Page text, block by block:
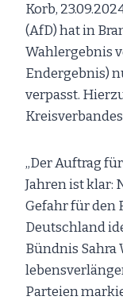
Korb,
(AfD) hat in
Wahlergebnis
Endergebnis)
verpasst.
„Der Auftrag
Jahren ist klar:
Gefahr für den
Deutschland
Bündnis Sahra
Parteien